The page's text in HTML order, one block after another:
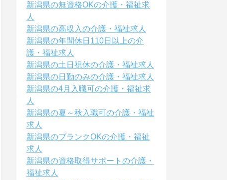
新潟県の無資格OKの介護・福祉求
人
新潟県の高収入の介護・福祉求人
新潟県の年間休日110日以上の介
護・福祉求人
新潟県の土日祝休の介護・福祉求人
新潟県の日勤のみの介護・福祉求人
新潟県の4月入職可の介護・福祉求
人
新潟県の夏～秋入職可の介護・福祉
求人
新潟県のブランクOKの介護・福祉
求人
新潟県の資格取得サポートの介護・
福祉求人